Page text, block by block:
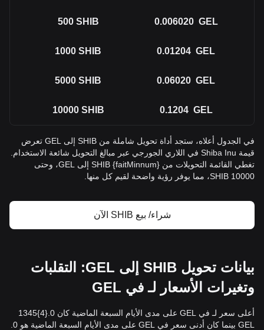
500 SHIB 0.006020 GEL
1000 SHIB 0.01204 GEL
5000 SHIB 0.06020 GEL
10000 SHIB 0.1204 GEL
في الجدول أعلاه، ستجد أداة تحويل شاملة من SHIB إلى GEL تعرض
قيمة Shiba Inu في اللاري الجورجي عبر مبالغ التحويل شائعة الاستخدام.
تغطي القائمة التحويلات من {faitMinnum} SHIB إلى GEL، وحتى
10000 SHIB، مما يوفر رؤية واضحة لقيم كل منها.
شراء/ بيع SHIB الآن
بيانات تحويل SHIB إلى GEL: التقلبات
وتغيرات الأسعار لـ في GEL
أعلى سعر لـ في GEL على مدى الأيام السبعة الماضية كان 0.{4}1345